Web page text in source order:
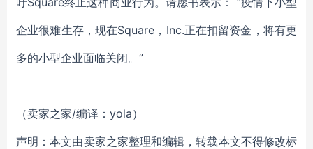
企业很难生存，现在Square，Inc.正在扣留资金，将有更
多的小型企业面临关闭。”
（卖家之家/编译：yola）
声明：本文由卖家之家整理和编辑，转载本文不得修改标